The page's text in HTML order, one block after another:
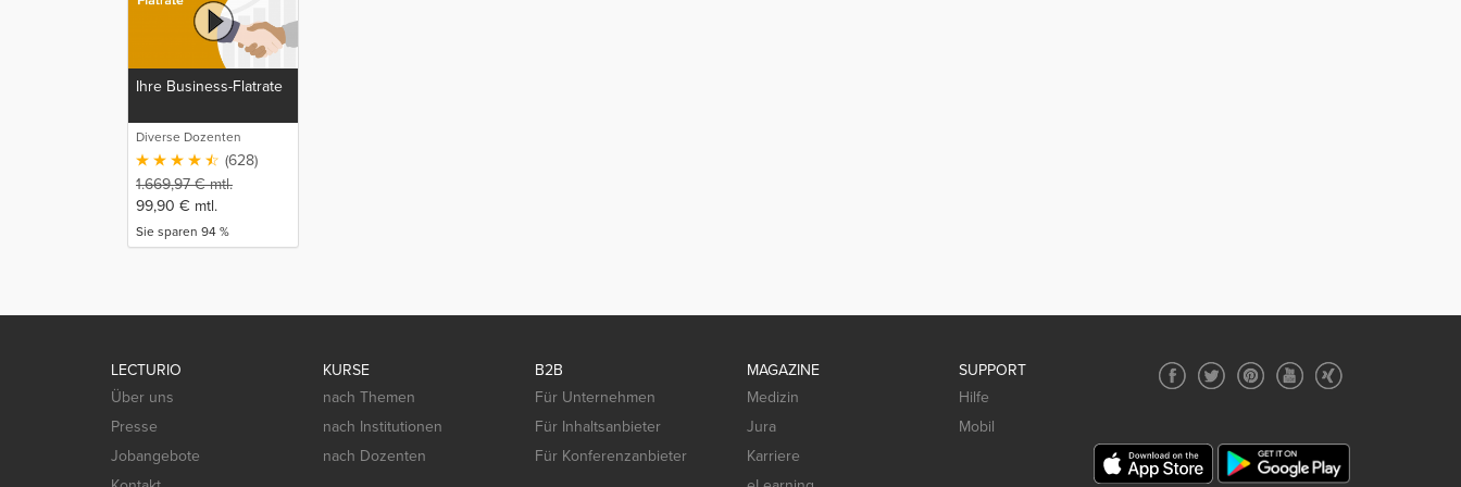
Ihre Business-Flatrate
Diverse Dozenten
(628)
1.669,97€mtl.
99,90 € mtl.
Sie sparen 94 %
LECTURIO
Über uns
Presse
Jobangebote
KURSE
nach Themen
nach Institutionen
nach Dozenten
B2B
Für Unternehmen
Für Inhaltsanbieter
Für Konferenzanbieter
MAGAZINE
Medizin
Jura
Karriere
SUPPORT
Hilfe
Mobil